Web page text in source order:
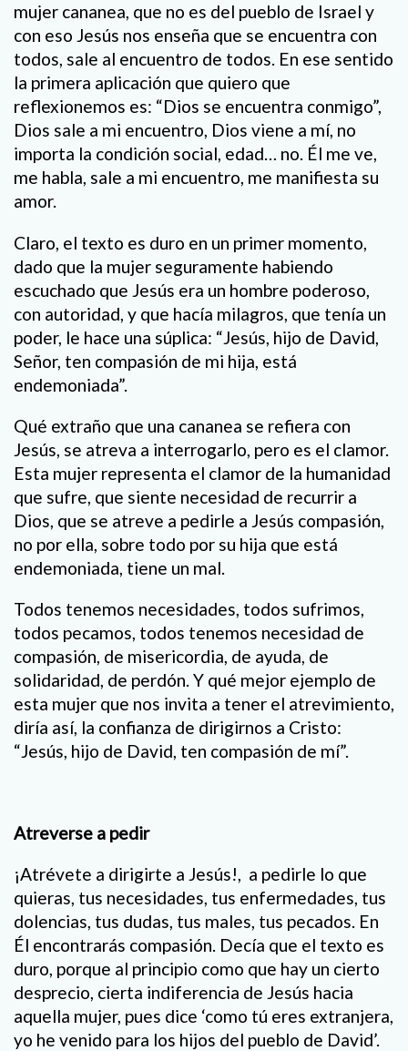
mujer cananea, que no es del pueblo de Israel y
con eso Jesús nos enseña que se encuentra con
todos, sale al encuentro de todos. En ese sentido
la primera aplicación que quiero que
reflexionemos es: “Dios se encuentra conmigo”,
Dios sale a mi encuentro, Dios viene a mí, no
importa la condición social, edad… no. Él me ve,
me habla, sale a mi encuentro, me manifiesta su
amor.
Claro, el texto es duro en un primer momento,
dado que la mujer seguramente habiendo
escuchado que Jesús era un hombre poderoso,
con autoridad, y que hacía milagros, que tenía un
poder, le hace una súplica: “Jesús, hijo de David,
Señor, ten compasión de mi hija, está
endemoniada”.
Qué extraño que una cananea se refiera con
Jesús, se atreva a interrogarlo, pero es el clamor.
Esta mujer representa el clamor de la humanidad
que sufre, que siente necesidad de recurrir a
Dios, que se atreve a pedirle a Jesús compasión,
no por ella, sobre todo por su hija que está
endemoniada, tiene un mal.
Todos tenemos necesidades, todos sufrimos,
todos pecamos, todos tenemos necesidad de
compasión, de misericordia, de ayuda, de
solidaridad, de perdón. Y qué mejor ejemplo de
esta mujer que nos invita a tener el atrevimiento,
diría así, la confianza de dirigirnos a Cristo:
“Jesús, hijo de David, ten compasión de mí”.
Atreverse a pedir
¡Atrévete a dirigirte a Jesús!, a pedirle lo que
quieras, tus necesidades, tus enfermedades, tus
dolencias, tus dudas, tus males, tus pecados. En
Él encontrarás compasión. Decía que el texto es
duro, porque al principio como que hay un cierto
desprecio, cierta indiferencia de Jesús hacia
aquella mujer, pues dice ‘como tú eres extranjera,
yo he venido para los hijos del pueblo de David’.